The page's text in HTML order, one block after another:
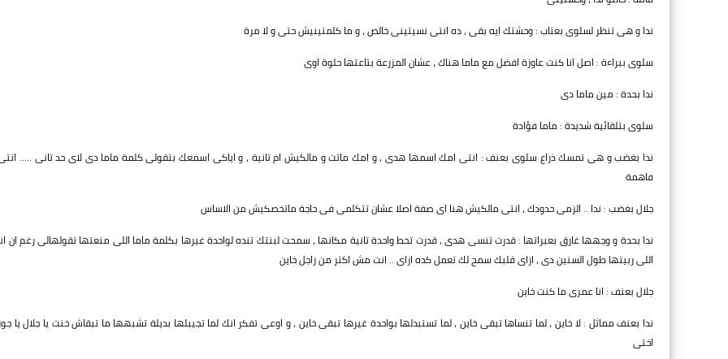
ندا و هى تنظر لسلوى بعتاب : وحشتك ايه بقى ، ده انتى نسيتينى خالص ، و ما كلمتينيش حتى و لا مرة
سلوى ببراءة : اصل انا كنت عاوزة افضل مع ماما هناك ، عشان المزرعة بتاعتها حلوة اوى
ندا بحدة : مين ماما دى
سلوى بتلقائية شديدة : ماما فؤادة
ندا بغضب و هى تمسك ذراع سلوى بعنف : انتى امك اسمها هدى ، و امك ماتت و مالكيش ام تانية ، و اياكى اسمعك بتقولى كلمة ماما دى لاى حد تانى …..
فاهمة
جلال بغضب : ندا .. الزمى حدودك ، انتى مالكيش هنا اى صفة اصلا عشان تتكلمى فى حاجة ماتخصكيش من الاساس
ندا بحدة و وجهها غارق بعبراتها : قدرت تنسى هدى ، قدرت تحط واحدة تانية مكانها ، سمحت لبنتك تنده لواحدة غيرها بكلمة ماما اللى منعتها تقولهالى رغم ان
اللى ربيتها طول السنين دى ، ازاى قلبك سمح لك تعمل كده ازاى .. انت مش اكتر من راجل خاين
جلال بعنف : انا عمرى ما كنت خاين
ندا بعنف مماثل : لا خاين ، لما تنساها تبقى خاين ، لما تستبدلها بواحدة غيرها تبقى خاين ، و اوعى تفكر انك لما تجيبلها بديلة تشبهها ما تبقاش خنت يا جلال يا
اختى